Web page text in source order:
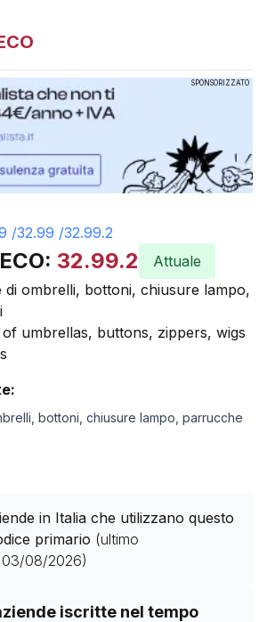
SPONSORIZZATO
/32.99 /32.99.2
32.99.2 Attuale
di ombrelli, bottoni, chiusure lampo,
umbrellas, buttons, zippers, wigs
bottoni, chiusure lampo, parrucche
in Italia che utilizzano questo
primario (ultimo
03/08/2026)
iscritte nel tempo
aziende con codice ATECO